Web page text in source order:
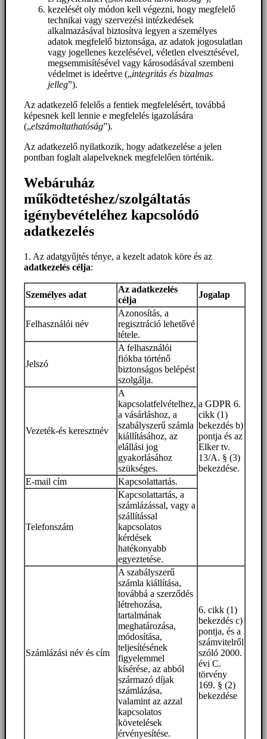
kezelését oly módon kell végezni, hogy megfelelő
technikai vagy szervezési intézkedések
alkalmazásával biztosítva legyen a személyes
adatok megfelelő biztonsága, az adatok jogosulatlan
vagy jogellenes kezelésével, véletlen elvesztésével,
megsemmisítésével vagy károsodásával szembeni
védelmet is ideértve („integritás és bizalmas
jelleg”).
Az adatkezelő felelős a fentiek megfelelésért, továbbá
képesnek kell lennie e megfelelés igazolására
(„elszámoltathatóság”).
Az adatkezelő nyilatkozik, hogy adatkezelése a jelen
pontban foglalt alapelveknek megfelelően történik.
Webáruház
működtetéshez/szolgáltatás
igénybevételéhez kapcsolódó
adatkezelés
1. Az adatgyűjtés ténye, a kezelt adatok köre és az
adatkezelés célja:
Személyes adat
Az adatkezelés
célja
Jogalap
Felhasználói név
Azonosítás, a
regisztráció lehetővé
tétele.
a GDPR 6.
cikk (1)
bekezdés b)
pontja és az
Elker tv.
13/A. § (3)
bekezdése.
Jelszó
A felhasználói
fiókba történő
biztonságos belépést
szolgálja.
Vezeték-és keresztnév
A
kapcsolatfelvételhez,
a vásárláshoz, a
szabályszerű számla
kiállításához, az
elállási jog
gyakorlásához
szükséges.
E-mail cím
Kapcsolattartás.
Telefonszám
Kapcsolattartás, a
számlázással, vagy a
szállítással
kapcsolatos
kérdések
hatékonyabb
egyeztetése.
Számlázási név és cím
A szabályszerű
számla kiállítása,
továbbá a szerződés
létrehozása,
tartalmának
meghatározása,
módosítása,
teljesítésének
figyelemmel
kísérése, az abból
származó díjak
számlázása,
valamint az azzal
kapcsolatos
követelések
érvényesítése.
6. cikk (1)
bekezdés c)
pontja, és a
számvitelről
szóló 2000.
évi C.
törvény
169. § (2)
bekezdése